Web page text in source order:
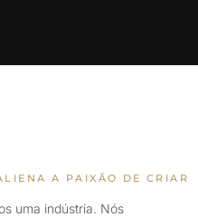
A PAIXÃO DE CRIAR
uma indústria. Nós